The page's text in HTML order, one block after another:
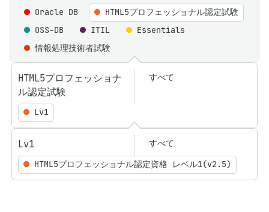
Oracle DB
HTML5プロフェッショナル認定試験
OSS-DB
ITIL
Essentials
情報処理技術者試験
HTML5プロフェッショナ
ル認定試験
すべて
Lv1
Lv1 すべて
HTML5プロフェッショナル認定資格 レベル1(v2.5)